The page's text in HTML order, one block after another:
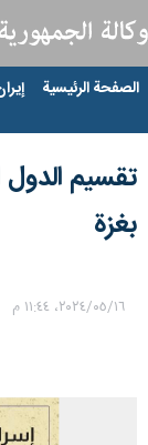
الصفحة الرئيسية
تقسيم الدول
بغزة
١٦‏/٠٥‏/٢٠٢٤، ١١:٤٤ م